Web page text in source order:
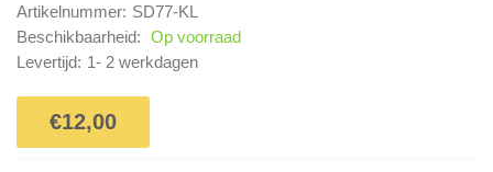
Artikelnummer: SD77-KL
Beschikbaarheid: Op voorraad
Levertijd: 1- 2 werkdagen
€12,00